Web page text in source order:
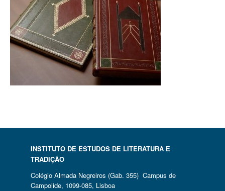
INSTITUTO DE ESTUDOS DE LITERATURA E
TRADIÇÃO
Colégio Almada Negreiros (Gab. 355) Campus de
Campolide, 1099-085, Lisboa